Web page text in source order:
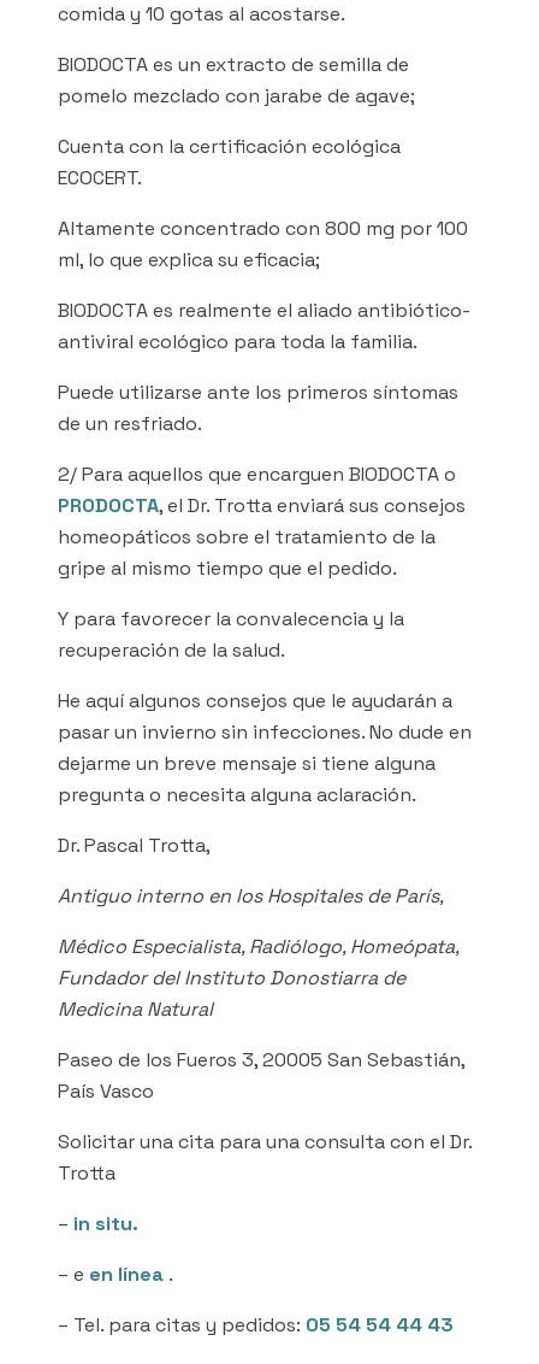
comida y 10 gotas al acostarse.
BIODOCTA es un extracto de semilla de
pomelo mezclado con jarabe de agave;
Cuenta con la certificación ecológica
ECOCERT.
Altamente concentrado con 800 mg por 100
ml, lo que explica su eficacia;
BIODOCTA es realmente el aliado antibiótico-
antiviral ecológico para toda la familia.
Puede utilizarse ante los primeros síntomas
de un resfriado.
2/ Para aquellos que encarguen BIODOCTA o
PRODOCTA, el Dr. Trotta enviará sus consejos
homeopáticos sobre el tratamiento de la
gripe al mismo tiempo que el pedido.
Y para favorecer la convalecencia y la
recuperación de la salud.
He aquí algunos consejos que le ayudarán a
pasar un invierno sin infecciones. No dude en
dejarme un breve mensaje si tiene alguna
pregunta o necesita alguna aclaración.
Dr. Pascal Trotta,
Antiguo interno en los Hospitales de París,
Médico Especialista, Radiólogo, Homeópata,
Fundador del Instituto Donostiarra de
Medicina Natural
Paseo de los Fueros 3, 20005 San Sebastián,
País Vasco
Solicitar una cita para una consulta con el Dr.
Trotta
– in situ.
– e en línea .
– Tel. para citas y pedidos: 05 54 54 44 43